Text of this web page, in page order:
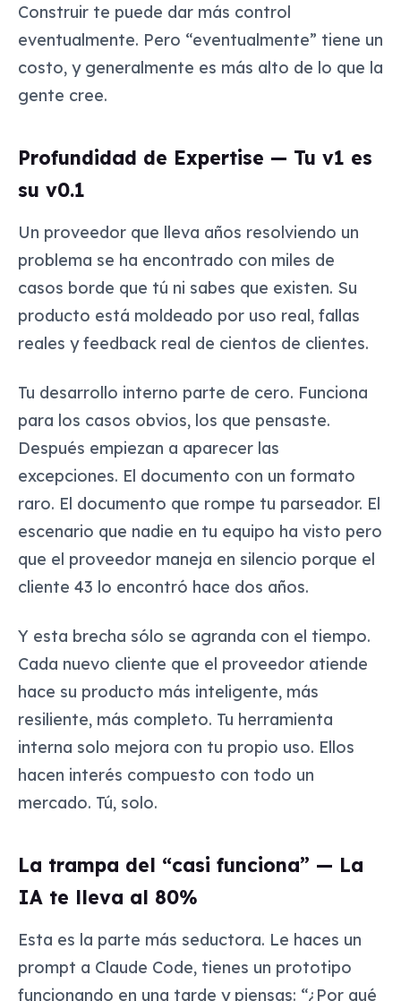
Construir te puede dar más control
eventualmente. Pero “eventualmente” tiene un
costo, y generalmente es más alto de lo que la
gente cree.
Profundidad de Expertise — Tu v1 es
su v0.1
Un proveedor que lleva años resolviendo un
problema se ha encontrado con miles de
casos borde que tú ni sabes que existen. Su
producto está moldeado por uso real, fallas
reales y feedback real de cientos de clientes.
Tu desarrollo interno parte de cero. Funciona
para los casos obvios, los que pensaste.
Después empiezan a aparecer las
excepciones. El documento con un formato
raro. El documento que rompe tu parseador. El
escenario que nadie en tu equipo ha visto pero
que el proveedor maneja en silencio porque el
cliente 43 lo encontró hace dos años.
Y esta brecha sólo se agranda con el tiempo.
Cada nuevo cliente que el proveedor atiende
hace su producto más inteligente, más
resiliente, más completo. Tu herramienta
interna solo mejora con tu propio uso. Ellos
hacen interés compuesto con todo un
mercado. Tú, solo.
La trampa del “casi funciona” — La
IA te lleva al 80%
Esta es la parte más seductora. Le haces un
prompt a Claude Code, tienes un prototipo
funcionando en una tarde y piensas: “¿Por qué